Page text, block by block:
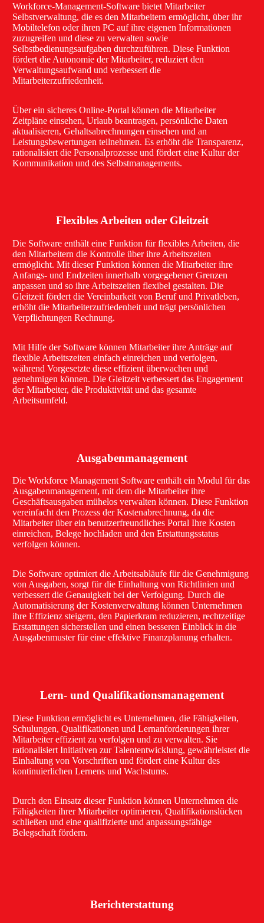
Workforce-Management-Software bietet Mitarbeiter
Selbstverwaltung, die es den Mitarbeitern ermöglicht, über ihr
Mobiltelefon oder ihren PC auf ihre eigenen Informationen
zuzugreifen und diese zu verwalten sowie
Selbstbedienungsaufgaben durchzuführen. Diese Funktion
fördert die Autonomie der Mitarbeiter, reduziert den
Verwaltungsaufwand und verbessert die
Mitarbeiterzufriedenheit.
Über ein sicheres Online-Portal können die Mitarbeiter
Zeitpläne einsehen, Urlaub beantragen, persönliche Daten
aktualisieren, Gehaltsabrechnungen einsehen und an
Leistungsbewertungen teilnehmen. Es erhöht die Transparenz,
rationalisiert die Personalprozesse und fördert eine Kultur der
Kommunikation und des Selbstmanagements.
Flexibles Arbeiten oder Gleitzeit
Die Software enthält eine Funktion für flexibles Arbeiten, die
den Mitarbeitern die Kontrolle über ihre Arbeitszeiten
ermöglicht. Mit dieser Funktion können die Mitarbeiter ihre
Anfangs- und Endzeiten innerhalb vorgegebener Grenzen
anpassen und so ihre Arbeitszeiten flexibel gestalten. Die
Gleitzeit fördert die Vereinbarkeit von Beruf und Privatleben,
erhöht die Mitarbeiterzufriedenheit und trägt persönlichen
Verpflichtungen Rechnung.
Mit Hilfe der Software können Mitarbeiter ihre Anträge auf
flexible Arbeitszeiten einfach einreichen und verfolgen,
während Vorgesetzte diese effizient überwachen und
genehmigen können. Die Gleitzeit verbessert das Engagement
der Mitarbeiter, die Produktivität und das gesamte
Arbeitsumfeld.
Ausgabenmanagement
Die Workforce Management Software enthält ein Modul für das
Ausgabenmanagement, mit dem die Mitarbeiter ihre
Geschäftsausgaben mühelos verwalten können. Diese Funktion
vereinfacht den Prozess der Kostenabrechnung, da die
Mitarbeiter über ein benutzerfreundliches Portal Ihre Kosten
einreichen, Belege hochladen und den Erstattungsstatus
verfolgen können.
Die Software optimiert die Arbeitsabläufe für die Genehmigung
von Ausgaben, sorgt für die Einhaltung von Richtlinien und
verbessert die Genauigkeit bei der Verfolgung. Durch die
Automatisierung der Kostenverwaltung können Unternehmen
ihre Effizienz steigern, den Papierkram reduzieren, rechtzeitige
Erstattungen sicherstellen und einen besseren Einblick in die
Ausgabenmuster für eine effektive Finanzplanung erhalten.
Lern- und Qualifikationsmanagement
Diese Funktion ermöglicht es Unternehmen, die Fähigkeiten,
Schulungen, Qualifikationen und Lernanforderungen ihrer
Mitarbeiter effizient zu verfolgen und zu verwalten. Sie
rationalisiert Initiativen zur Talententwicklung, gewährleistet die
Einhaltung von Vorschriften und fördert eine Kultur des
kontinuierlichen Lernens und Wachstums.
Durch den Einsatz dieser Funktion können Unternehmen die
Fähigkeiten ihrer Mitarbeiter optimieren, Qualifikationslücken
schließen und eine qualifizierte und anpassungsfähige
Belegschaft fördern.
Berichterstattung